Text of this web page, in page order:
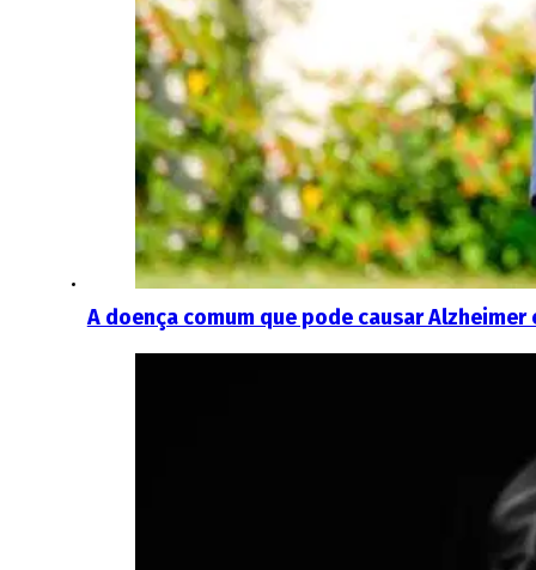
A doença comum que pode causar